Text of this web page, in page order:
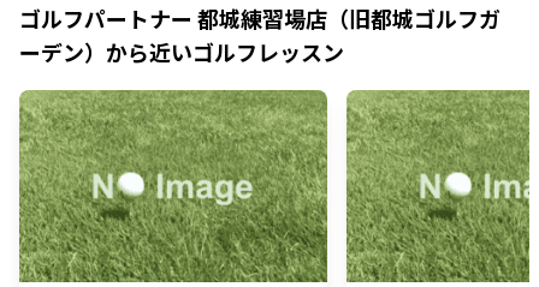
ゴルフパートナー 都城練習場店（旧都城ゴルフガ
ーデン） から近いゴルフレッスン